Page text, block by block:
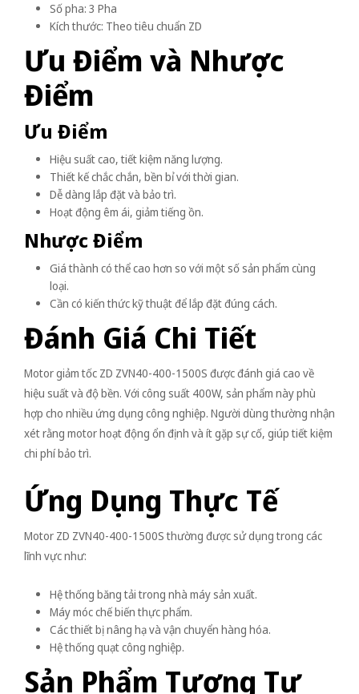
Số pha: 3 Pha
Kích thước: Theo tiêu chuẩn ZD
Ưu Điểm và Nhược
Điểm
Ưu Điểm
Hiệu suất cao, tiết kiệm năng lượng.
Thiết kế chắc chắn, bền bỉ với thời gian.
Dễ dàng lắp đặt và bảo trì.
Hoạt động êm ái, giảm tiếng ồn.
Nhược Điểm
Giá thành có thể cao hơn so với một số sản phẩm cùng
loại.
Cần có kiến thức kỹ thuật để lắp đặt đúng cách.
Đánh Giá Chi Tiết
Motor giảm tốc ZD ZVN40-400-1500S được đánh giá cao về
hiệu suất và độ bền. Với công suất 400W, sản phẩm này phù
hợp cho nhiều ứng dụng công nghiệp. Người dùng thường nhận
xét rằng motor hoạt động ổn định và ít gặp sự cố, giúp tiết kiệm
chi phí bảo trì.
Ứng Dụng Thực Tế
Motor ZD ZVN40-400-1500S thường được sử dụng trong các
lĩnh vực như:
Hệ thống băng tải trong nhà máy sản xuất.
Máy móc chế biến thực phẩm.
Các thiết bị nâng hạ và vận chuyển hàng hóa.
Hệ thống quạt công nghiệp.
Sản Phẩm Tương Tự